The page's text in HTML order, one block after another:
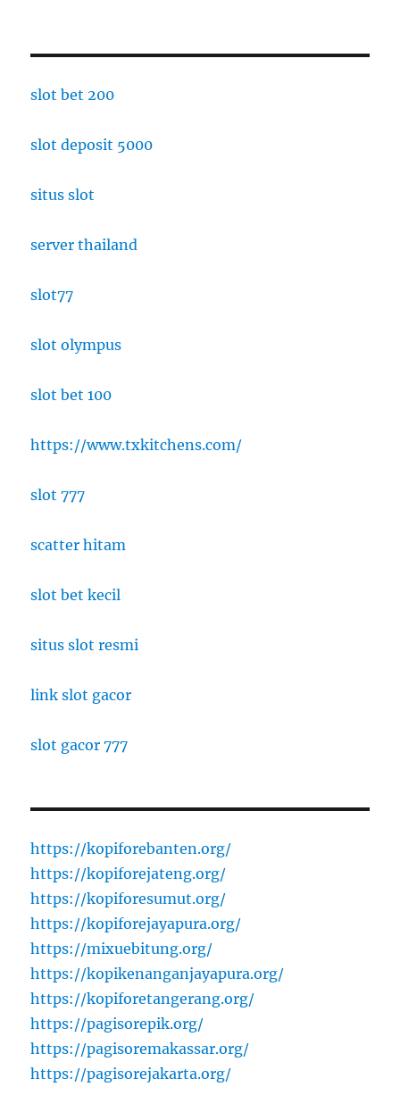
slot bet 200
slot deposit 5000
situs slot
server thailand
slot77
slot olympus
slot bet 100
https://www.txkitchens.com/
slot 777
scatter hitam
slot bet kecil
situs slot resmi
link slot gacor
slot gacor 777
https://kopiforebanten.org/
https://kopiforejateng.org/
https://kopiforesumut.org/
https://kopiforejayapura.org/
https://mixuebitung.org/
https://kopikenanganjayapura.org/
https://kopiforetangerang.org/
https://pagisorepik.org/
https://pagisoremakassar.org/
https://pagisorejakarta.org/